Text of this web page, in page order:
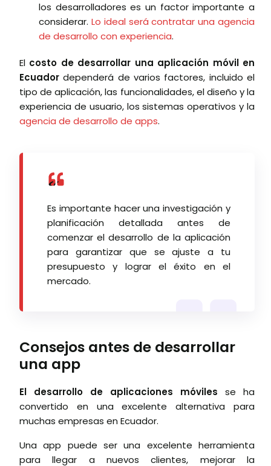
los desarrolladores es un factor importante a
considerar. Lo ideal será contratar una agencia
de desarrollo con experiencia.
El costo de desarrollar una aplicación móvil en
Ecuador dependerá de varios factores, incluido el
tipo de aplicación, las funcionalidades, el diseño y la
experiencia de usuario, los sistemas operativos y la
agencia de desarrollo de apps.
Es importante hacer una investigación y
planificación detallada antes de
comenzar el desarrollo de la aplicación
para garantizar que se ajuste a tu
presupuesto y lograr el éxito en el
mercado.
Consejos antes de desarrollar
una app
El desarrollo de aplicaciones móviles se ha
convertido en una excelente alternativa para
muchas empresas en Ecuador.
Una app puede ser una excelente herramienta
para llegar a nuevos clientes, mejorar la